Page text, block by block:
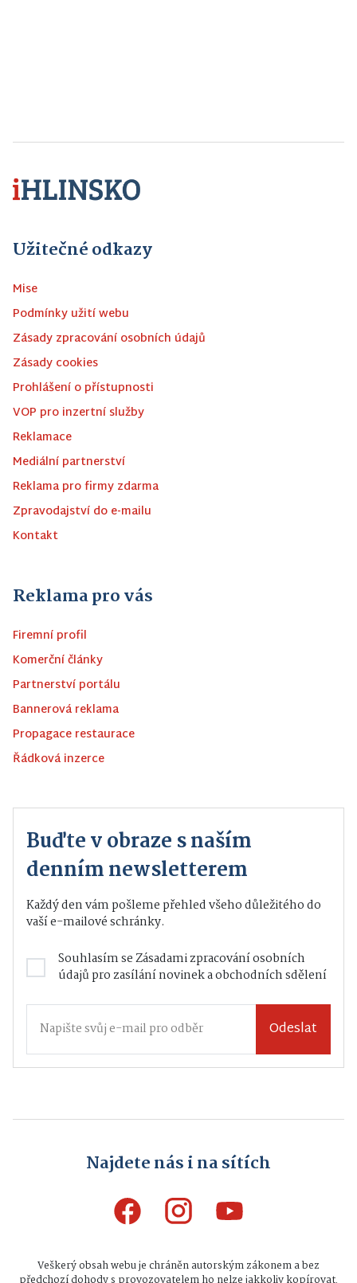
Užitečné odkazy
Mise
Podmínky užití webu
Zásady zpracování osobních údajů
Zásady cookies
Prohlášení o přístupnosti
VOP pro inzertní služby
Reklamace
Mediální partnerství
Reklama pro firmy zdarma
Zpravodajství do e-mailu
Kontakt
Reklama pro vás
Firemní profil
Komerční články
Partnerství portálu
Bannerová reklama
Propagace restaurace
Řádková inzerce
Buďte v obraze s naším
denním newsletterem
Každý den vám pošleme přehled všeho důležitého do
vaší e-mailové schránky.
Souhlasím seZásadami zpracování osobních
údajůpro zasílání novinek a obchodních sdělení
Odeslat
Najdete nás i na sítích
Veškerý obsah webu je chráněn autorským zákonem a bez